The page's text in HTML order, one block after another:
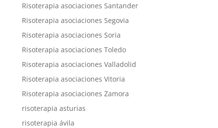
Risoterapia asociaciones Santander
Risoterapia asociaciones Segovia
Risoterapia asociaciones Soria
Risoterapia asociaciones Toledo
Risoterapia asociaciones Valladolid
Risoterapia asociaciones Vitoria
Risoterapia asociaciones Zamora
risoterapia asturias
risoterapia ávila